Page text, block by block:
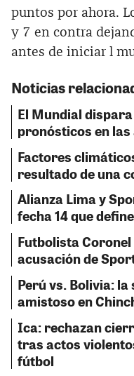
puntos por ahora.
y 7 en contra
antes de iniciar l
Noticias
El Mundial
pronósticos en
Factores
resultado de una
Alianza Lima y
fecha 14 que
Futbolista
acusación de
Perú vs. Bolivia:
amistoso en
Ica: rechazan
tras actos
fútbol